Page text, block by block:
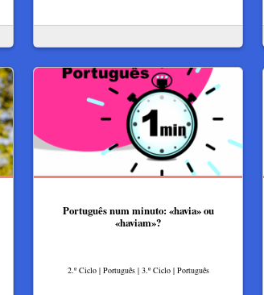
Português num minuto: «havia» ou
«haviam»?
2.º Ciclo | Português | 3.º Ciclo | Português